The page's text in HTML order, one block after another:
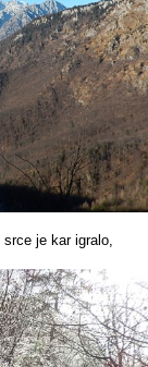
je kar igralo,